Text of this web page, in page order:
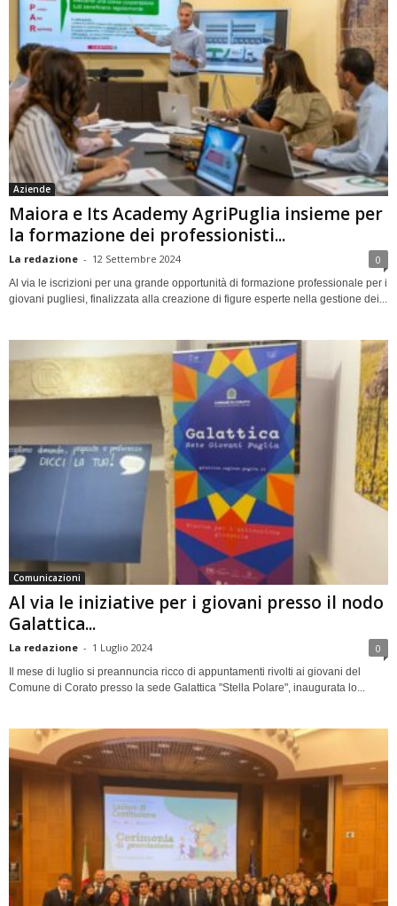
Aziende
Maiora e Its Academy AgriPuglia insieme per
la formazione dei professionisti...
La redazione - 12 Settembre 2024 0
Al via le iscrizioni per una grande opportunità di formazione professionale per i
giovani pugliesi, finalizzata alla creazione di figure esperte nella gestione dei...
Comunicazioni
Al via le iniziative per i giovani presso il nodo
Galattica...
La redazione - 1 Luglio 2024 0
Il mese di luglio si preannuncia ricco di appuntamenti rivolti ai giovani del
Comune di Corato presso la sede Galattica "Stella Polare", inaugurata lo...